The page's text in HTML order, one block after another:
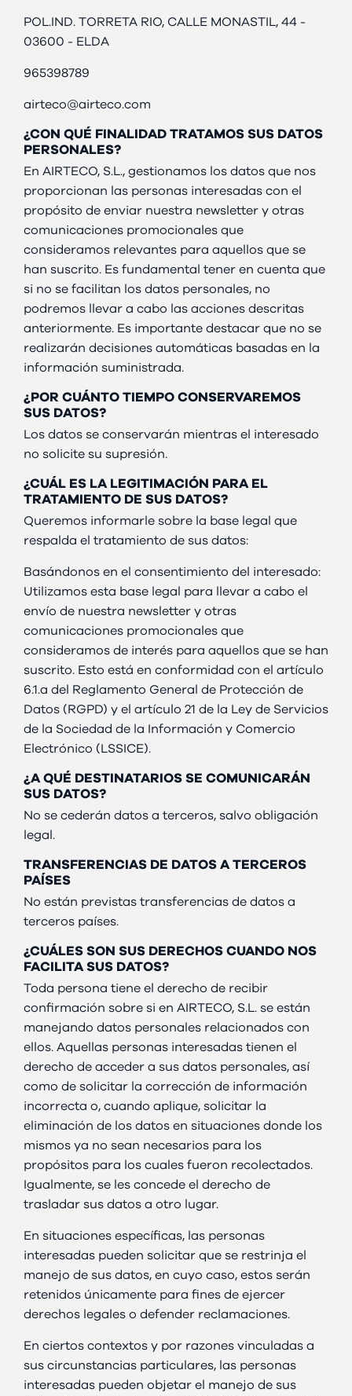
POL.IND. TORRETA RIO, CALLE MONASTIL, 44 -
03600 - ELDA
965398789
airteco@airteco.com
¿CON QUÉ FINALIDAD TRATAMOS SUS DATOS
PERSONALES?
En AIRTECO, S.L., gestionamos los datos que nos
proporcionan las personas interesadas con el
propósito de enviar nuestra newsletter y otras
comunicaciones promocionales que
consideramos relevantes para aquellos que se
han suscrito. Es fundamental tener en cuenta que
si no se facilitan los datos personales, no
podremos llevar a cabo las acciones descritas
anteriormente. Es importante destacar que no se
realizarán decisiones automáticas basadas en la
información suministrada.
¿POR CUÁNTO TIEMPO CONSERVAREMOS
SUS DATOS?
Los datos se conservarán mientras el interesado
no solicite su supresión.
¿CUÁL ES LA LEGITIMACIÓN PARA EL
TRATAMIENTO DE SUS DATOS?
Queremos informarle sobre la base legal que
respalda el tratamiento de sus datos:
Basándonos en el consentimiento del interesado:
Utilizamos esta base legal para llevar a cabo el
envío de nuestra newsletter y otras
comunicaciones promocionales que
consideramos de interés para aquellos que se han
suscrito. Esto está en conformidad con el artículo
6.1.a del Reglamento General de Protección de
Datos (RGPD) y el artículo 21 de la Ley de Servicios
de la Sociedad de la Información y Comercio
Electrónico (LSSICE).
¿A QUÉ DESTINATARIOS SE COMUNICARÁN
SUS DATOS?
No se cederán datos a terceros, salvo obligación
legal.
TRANSFERENCIAS DE DATOS A TERCEROS
PAÍSES
No están previstas transferencias de datos a
terceros países.
¿CUÁLES SON SUS DERECHOS CUANDO NOS
FACILITA SUS DATOS?
Toda persona tiene el derecho de recibir
confirmación sobre si en AIRTECO, S.L. se están
manejando datos personales relacionados con
ellos. Aquellas personas interesadas tienen el
derecho de acceder a sus datos personales, así
como de solicitar la corrección de información
incorrecta o, cuando aplique, solicitar la
eliminación de los datos en situaciones donde los
mismos ya no sean necesarios para los
propósitos para los cuales fueron recolectados.
Igualmente, se les concede el derecho de
trasladar sus datos a otro lugar.
En situaciones específicas, las personas
interesadas pueden solicitar que se restrinja el
manejo de sus datos, en cuyo caso, estos serán
retenidos únicamente para fines de ejercer
derechos legales o defender reclamaciones.
En ciertos contextos y por razones vinculadas a
sus circunstancias particulares, las personas
interesadas pueden objetar el manejo de sus